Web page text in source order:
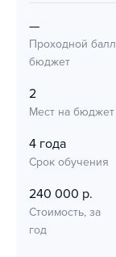
—
Проходной балл
бюджет
2
Мест на бюджет
4 года
Срок обучения
240 000 р.
Стоимость, за
год